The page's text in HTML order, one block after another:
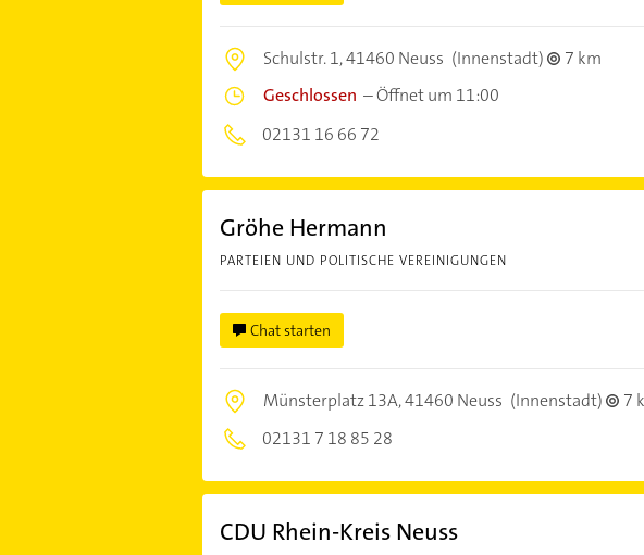
Schulstr. 1,41460 Neuss (Innenstadt)
7 km
Geschlossen –Öffnet um 11:00
02131 16 66 72
Gröhe Hermann
PARTEIEN UND POLITISCHE VEREINIGUNGEN
Chat starten
Münsterplatz 13A,41460 Neuss (Innenstadt)
7
02131 7 18 85 28
CDU Rhein-Kreis Neuss